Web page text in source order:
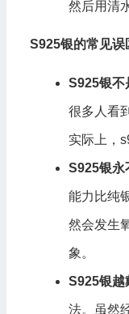
然后用清
S925银的常见误
S925银不
很多人看
实际上，
S925银永
能力比纯
然会发生
象。
S925银越
法。虽然